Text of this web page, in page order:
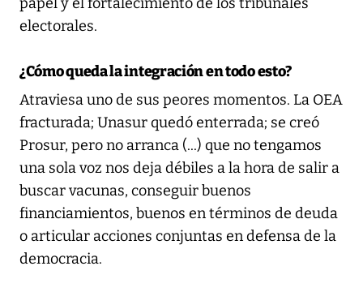
electorales.
¿Cómo queda la integración en todo esto?
Atraviesa uno de sus peores momentos. La OEA
fracturada; Unasur quedó enterrada; se creó
Prosur, pero no arranca (...) que no tengamos
una sola voz nos deja débiles a la hora de salir a
buscar vacunas, conseguir buenos
financiamientos, buenos en términos de deuda
o articular acciones conjuntas en defensa de la
democracia.